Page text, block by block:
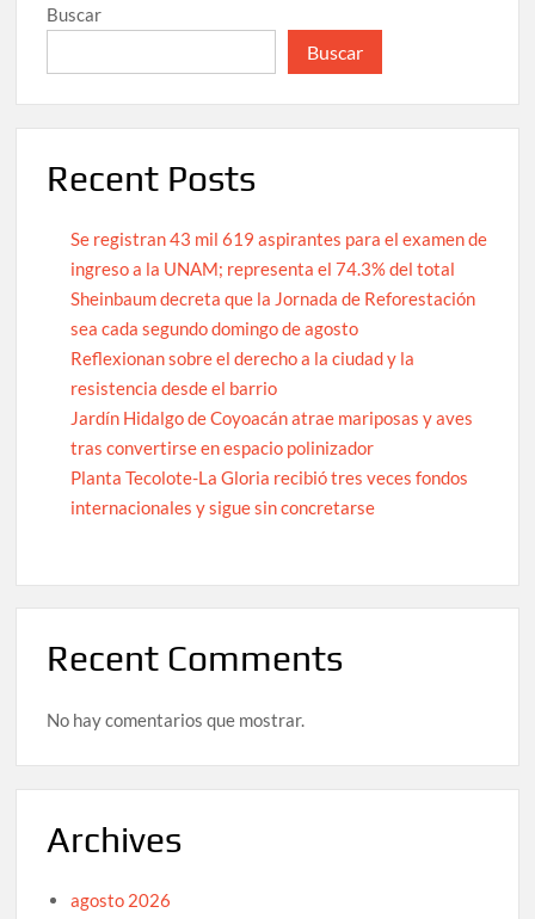
Buscar
Buscar
Recent Posts
Se registran 43 mil 619 aspirantes para el examen de
ingreso a la UNAM; representa el 74.3% del total
Sheinbaum decreta que la Jornada de Reforestación
sea cada segundo domingo de agosto
Reflexionan sobre el derecho a la ciudad y la
resistencia desde el barrio
Jardín Hidalgo de Coyoacán atrae mariposas y aves
tras convertirse en espacio polinizador
Planta Tecolote-La Gloria recibió tres veces fondos
internacionales y sigue sin concretarse
Recent Comments
No hay comentarios que mostrar.
Archives
agosto 2026